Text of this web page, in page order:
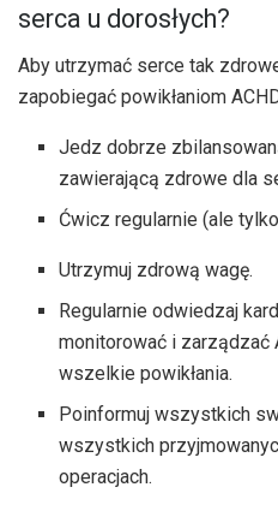
serca u dorosłych?
Aby utrzymać serce tak
zapobiegać powikłaniom
Jedz dobrze
zawierającą zdrowe dla
Ćwicz regularnie (ale
Utrzymuj zdrową wagę.
Regularnie odwiedzaj
monitorować i zarządzać
wszelkie powikłania.
Poinformuj wszystkich
wszystkich
operacjach.